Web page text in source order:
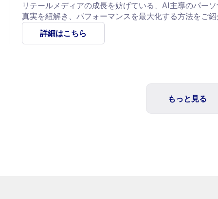
リテールメディアの成長を妨げている、AI主導のパー
真実を紐解き、パフォーマンスを最大化する方法をご
詳細はこちら
もっと見る